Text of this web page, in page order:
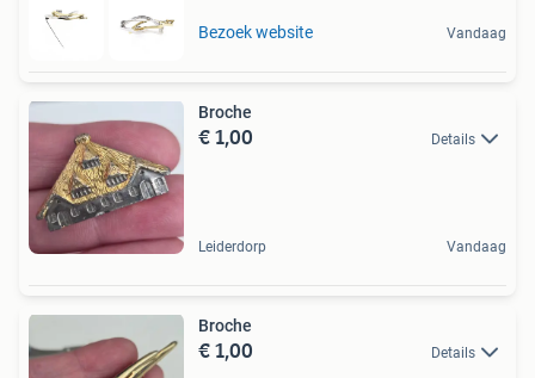
Bezoek website Vandaag
Broche
€ 1,00 Details
Leiderdorp Vandaag
Broche
€ 1,00 Details